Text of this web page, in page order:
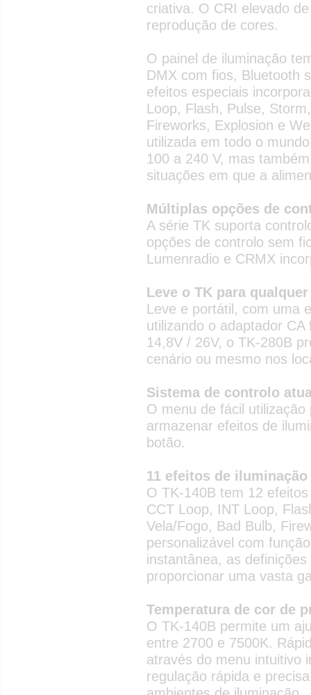
criativa. O CRI elevado
reprodução de cores.
O painel de iluminação
DMX com fios, Bluetooth
efeitos especiais
Loop, Flash, Pulse,
Fireworks, Explosion e
utilizada em todo o
100 a 240 V, mas
situações em que a
Múltiplas opções de
A série TK suporta
opções de controlo sem
Lumenradio e CRMX
Leve o TK para
Leve e portátil, com uma
utilizando o adaptador
14,8V / 26V, o TK-280B
cenário ou mesmo nos
Sistema de controlo
O menu de fácil
armazenar efeitos de
botão.
11 efeitos de
O TK-140B tem 12
CCT Loop, INT Loop,
Vela/Fogo, Bad Bulb,
personalizável com
instantânea, as
proporcionar uma vasta
Temperatura de cor de
O TK-140B permite um
entre 2700 e 7500K.
através do menu intuitivo
regulação rápida e